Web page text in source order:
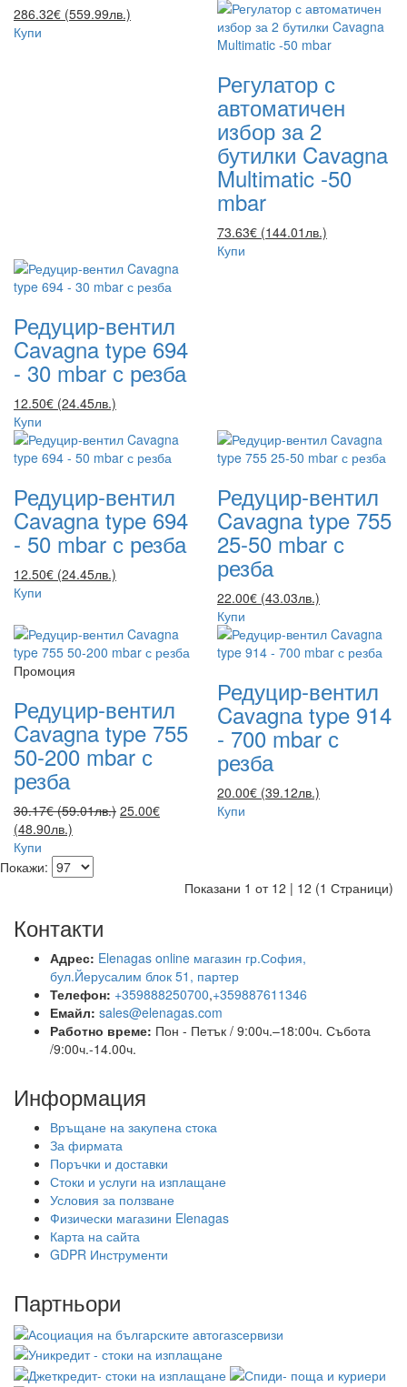
286.32€ (559.99лв.)
Купи
Регулатор с
автоматичен
избор за 2
бутилки Cavagna
Multimatic -50
mbar
73.63€ (144.01лв.)
Купи
Редуцир-вентил
Cavagna type 694
- 30 mbar с резба
12.50€ (24.45лв.)
Купи
Редуцир-вентил
Cavagna type 694
- 50 mbar с резба
12.50€ (24.45лв.)
Купи
Редуцир-вентил
Cavagna type 755
25-50 mbar с
резба
22.00€ (43.03лв.)
Купи
Промоция
Редуцир-вентил
Cavagna type 755
50-200 mbar с
резба
30.17€ (59.01лв.) 25.00€
(48.90лв.)
Купи
Редуцир-вентил
Cavagna type 914
- 700 mbar с
резба
20.00€ (39.12лв.)
Купи
Покажи:
Показани 1 от 12 | 12 (1 Страници)
Контакти
Адрес: Elenagas online магазин гр.София,
бул.Йерусалим блок 51, партер
Телефон: +359888250700,+359887611346
Емайл: sales@elenagas.com
Работно време: Пон - Петък / 9:00ч.–18:00ч. Събота
/9:00ч.-14.00ч.
Информация
Връщане на закупена стока
За фирмата
Поръчки и доставки
Стоки и услуги на изплащане
Условия за ползване
Физически магазини Elenagas
Карта на сайта
GDPR Инструменти
Партньори